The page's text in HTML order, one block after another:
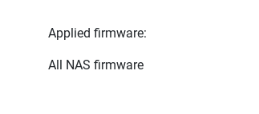
Applied firmware:
All NAS firmware